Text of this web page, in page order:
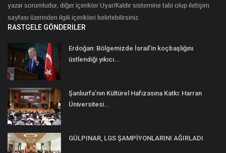
yazar sorumludur, diğer içerikler Uyar/Kaldır sistemine tabi olup iletişim
sayfası üzerinden ilgili içerikleri belirtebilirsiniz.
RASTGELE GÖNDERILER
Erdoğan: Bölgemizde İsrail’in koçbaşlığını
üstlendiği yıkıcı...
Şanlıurfa’nın Kültürel Hafızasına Katkı: Harran
Üniversitesi...
GÜLPINAR, LGS ŞAMPİYONLARINI AĞIRLADI